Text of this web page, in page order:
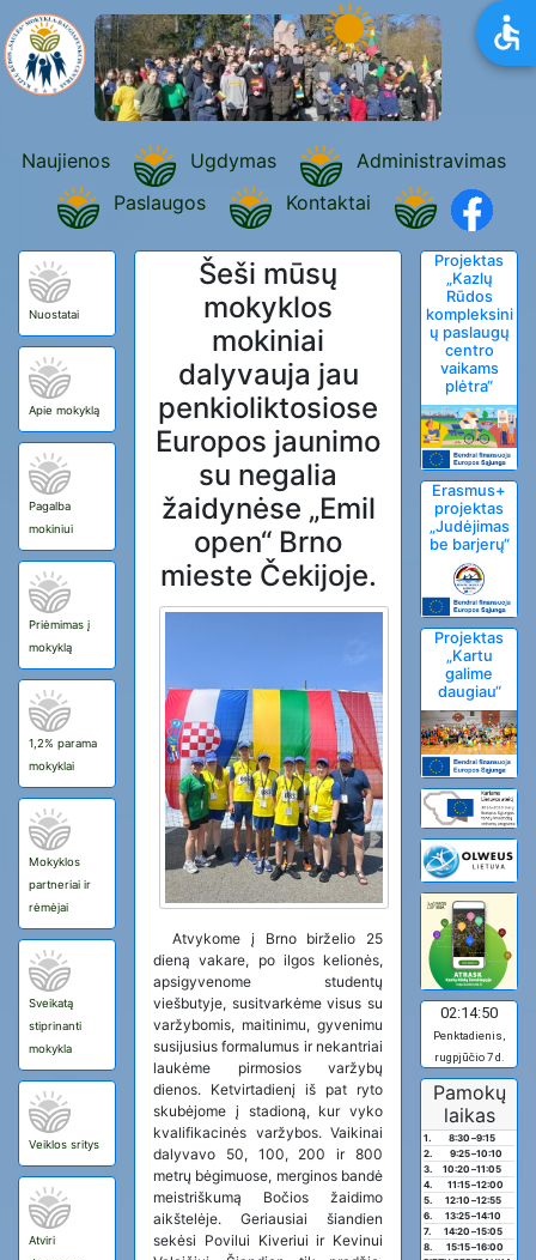
Naujienos Ugdymas
Administravimas
Paslaugos
Kontaktai
Nuostatai
Apie mokyklą
Pagalba
mokiniui
Priėmimas į
mokyklą
1,2% parama
mokyklai
Mokyklos
partneriai ir
rėmėjai
Sveikatą
stiprinanti
mokykla
Veiklos sritys
Atviri
Šeši mūsų
mokyklos
mokiniai
dalyvauja jau
penkioliktosiose
Europos jaunimo
su negalia
žaidynėse „Emil
open“ Brno
mieste Čekijoje.
Atvykome į Brno birželio 25
dieną vakare, po ilgos kelionės,
apsigyvenome studentų
viešbutyje, susitvarkėme visus su
varžybomis, maitinimu, gyvenimu
susijusius formalumus ir nekantriai
laukėme pirmosios varžybų
dienos. Ketvirtadienį iš pat ryto
skubėjome į stadioną, kur vyko
kvalifikacinės varžybos. Vaikinai
dalyvavo 50, 100, 200 ir 800
metrų bėgimuose, merginos bandė
meistriškumą Bočios žaidimo
aikštelėje. Geriausiai šiandien
sekėsi Povilui Kiveriui ir Kevinui
Projektas
„Kazlų
Rūdos
kompleksini
ų paslaugų
centro
vaikams
plėtra“
Erasmus+
projektas
„Judėjimas
be barjerų“
Projektas
„Kartu
galime
daugiau“
02:14:51
Penktadienis,
rugpjūčio 7 d.
Pamokų
laikas
1. 8:30 –9:15
2.
9:25–10:10
3.
10:20 –11:05
4.
11:15–12:00
5.
12:10 –12:55
6.
13:25–14:10
7.
14:20 –15:05
8.
15:15–16:00